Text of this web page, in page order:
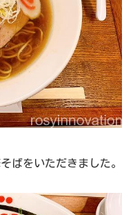
ばをいただきました。